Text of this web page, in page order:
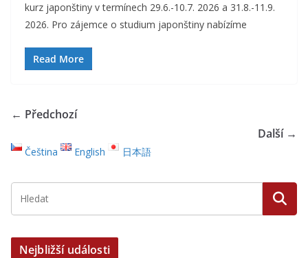
kurz japonštiny v termínech 29.6.-10.7. 2026 a 31.8.-11.9.
2026. Pro zájemce o studium japonštiny nabízíme
Read More
← Předchozí
Další →
Čeština English 日本語
Nejbližší události